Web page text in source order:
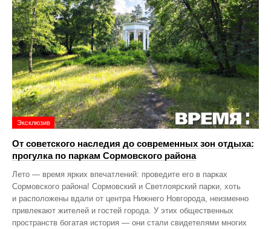
Эксклюзив
От советского наследия до современных зон отдыха:
прогулка по паркам Сормовского района
Лето — время ярких впечатлений: проведите его в парках
Сормовского района! Сормовский и Светлоярский парки, хоть
и расположены вдали от центра Нижнего Новгорода, неизменно
привлекают жителей и гостей города. У этих общественных
пространств богатая история — они стали свидетелями многих